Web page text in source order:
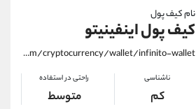
نام کیف پول
کیف پول اینفینیتو
https://alirezamehrabi.com/cryptocurrency/wallet/infinito-wallet
ناشناسی
کم
راحتی در استفاده
متوسط